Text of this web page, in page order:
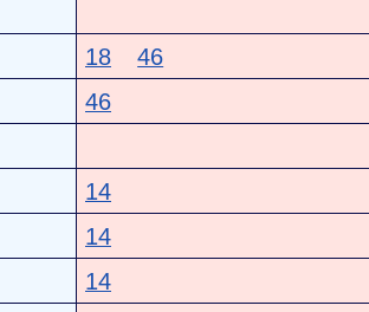
18 46
46
14
14
14